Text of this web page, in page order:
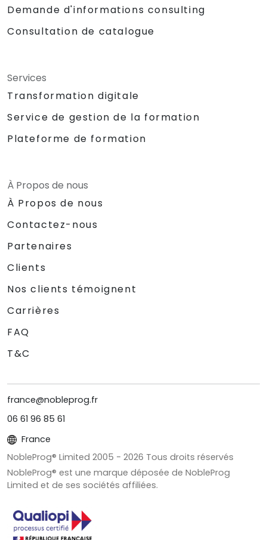
Demande d'informations consulting
Consultation de catalogue
Services
Transformation digitale
Service de gestion de la formation
Plateforme de formation
À Propos de nous
À Propos de nous
Contactez-nous
Partenaires
Clients
Nos clients témoignent
Carrières
FAQ
T&C
france@nobleprog.fr
06 61 96 85 61
France
NobleProg® Limited 2005 - 2026 Tous droits réservés
NobleProg® est une marque déposée de NobleProg
Limited et de ses sociétés affiliées.